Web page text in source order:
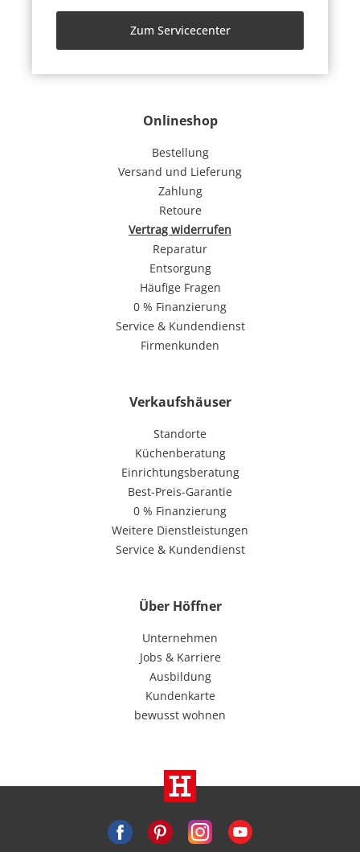
Onlineshop
Bestellung
Versand und Lieferung
Zahlung
Retoure
Vertrag widerrufen
Reparatur
Entsorgung
Häufige Fragen
0 % Finanzierung
Service & Kundendienst
Firmenkunden
Verkaufshäuser
Standorte
Küchenberatung
Einrichtungsberatung
Best-Preis-Garantie
0 % Finanzierung
Weitere Dienstleistungen
Service & Kundendienst
Über Höffner
Unternehmen
Jobs & Karriere
Ausbildung
Kundenkarte
bewusst wohnen
Zum Servicecenter